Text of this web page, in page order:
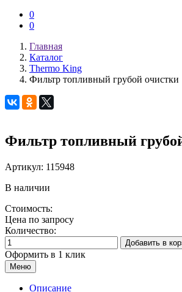
0
0
Главная
Каталог
Thermo King
Фильтр топливный грубой очистки
Фильтр топливный
Артикул: 115948
В наличии
Стоимость:
Цена по запросу
Количество:
Добавить в
Оформить в 1 клик
Меню
Описание